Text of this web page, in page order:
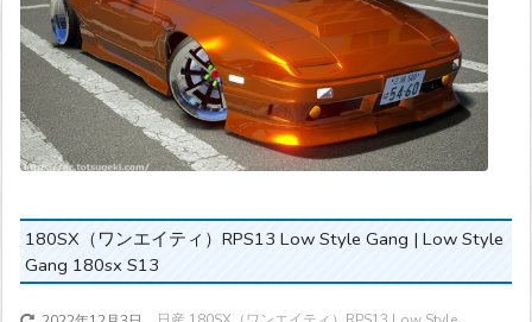
180SX（ワンエイティ）RPS13 Low Style Gang | Low Style
Gang 180sx S13